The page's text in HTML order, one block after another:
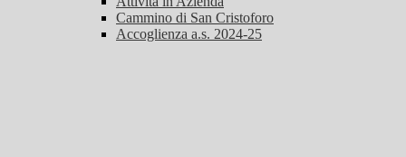
Cammino di San Cristoforo
Accoglienza a.s. 2024-25